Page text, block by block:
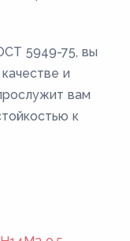
5949-75, вы
и
вам
к